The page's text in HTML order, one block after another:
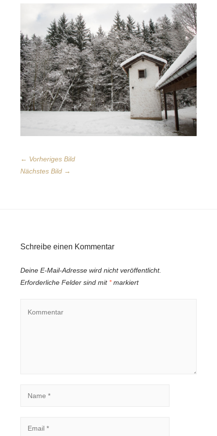
← Vorheriges Bild
Nächstes Bild →
Schreibe einen Kommentar
Deine E-Mail-Adresse wird nicht veröffentlicht.
Erforderliche Felder sind mit *markiert